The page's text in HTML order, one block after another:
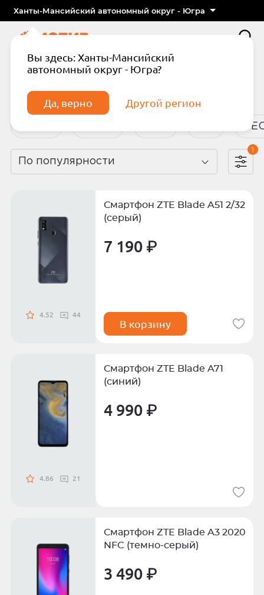
Ханты-Мансийский автономный округ - Югра
Вы здесь: Ханты-Мансийский
автономный округ - Югра?
Да, верно Другой регион
Главная Каталог Смартфоны
Смартфоны
По популярности
1
4.52 44
Смартфон ZTE Blade A51 2/32
(серый)
7 190 ₽
В корзину
4.86 21
Смартфон ZTE Blade A71
(синий)
4 990 ₽
Смартфон ZTE Blade A3 2020
NFC (темно-серый)
3 490 ₽
Отправить код по СМС
Отправить код еще раз через